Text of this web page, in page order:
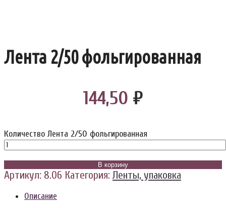
Лента 2/50 фольгированная
144,50 ₽
Количество Лента 2/50 фольгированная
В корзину
Артикул: 8.06 Категория:Ленты, упаковка
Описание